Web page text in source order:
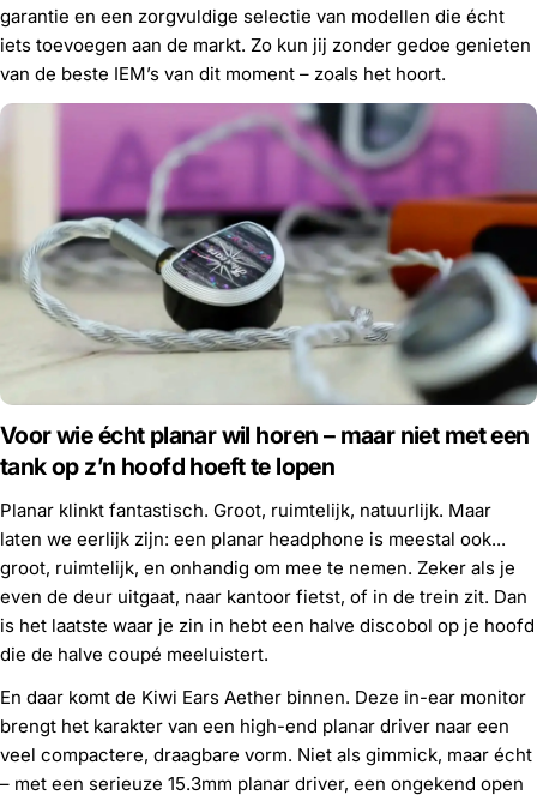
garantie en een zorgvuldige selectie van modellen die écht
iets toevoegen aan de markt. Zo kun jij zonder gedoe genieten
van de beste IEM’s van dit moment – zoals het hoort.
Voor wie écht planar wil horen – maar niet met een
tank op z’n hoofd hoeft te lopen
Planar klinkt fantastisch. Groot, ruimtelijk, natuurlijk. Maar
laten we eerlijk zijn: een planar headphone is meestal ook...
groot, ruimtelijk, en onhandig om mee te nemen. Zeker als je
even de deur uitgaat, naar kantoor fietst, of in de trein zit. Dan
is het laatste waar je zin in hebt een halve discobol op je hoofd
die de halve coupé meeluistert.
En daar komt de Kiwi Ears Aether binnen. Deze in-ear monitor
brengt het karakter van een high-end planar driver naar een
veel compactere, draagbare vorm. Niet als gimmick, maar écht
– met een serieuze 15.3mm planar driver, een ongekend open